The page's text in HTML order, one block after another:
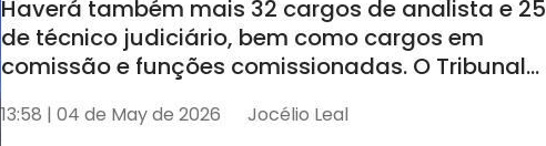
Haverá também mais 32 cargos de analista e 25
de técnico judiciário, bem como cargos em
comissão e funções comissionadas. O Tribunal
AL e SE
13:58 | 04 de May de 2026 Jocélio Leal